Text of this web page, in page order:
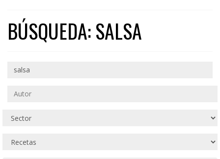
BÚSQUEDA: SALSA